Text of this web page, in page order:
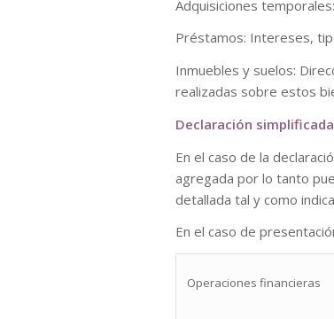
Adquisiciones
Préstamos: Intereses,
Inmuebles y suelos:
realizadas sobre estos
Declaración
En el caso de la
agregada por lo tanto
detallada tal y como
En el caso de
Operaciones financieras